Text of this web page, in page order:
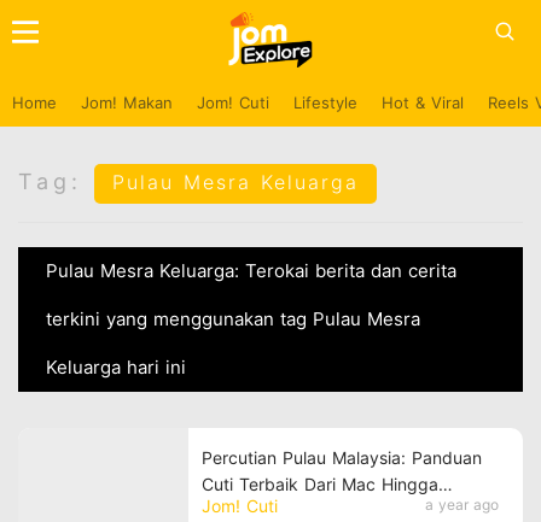
Home Jom! Makan Jom! Cuti Lifestyle Hot & Viral Reels
Tag: Pulau Mesra Keluarga
Pulau Mesra Keluarga: Terokai berita dan cerita
terkini yang menggunakan tag Pulau Mesra
Keluarga hari ini
Jom! Cuti a year ago
Percutian Pulau Malaysia: Panduan
Cuti Terbaik Dari Mac Hingga
Oktober 2025